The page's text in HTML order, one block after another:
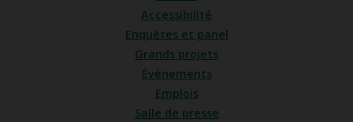
Accessibilité
Enquêtes et panel
Grands projets
Évènements
Emplois
Salle de presse